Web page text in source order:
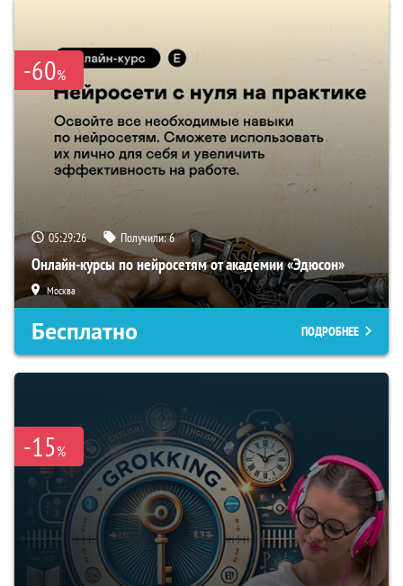
-60%
05:29:25 Получили:6
Онлайн-курсы по нейросетям от академии «Эдюсон»
Москва
Бесплатно ПОДРОБНЕЕ
-15%